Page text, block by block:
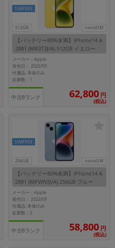
512GB nanoSIM
SIMFREE
【バッテリー80%未満】iPhone14 A
2881 (MR3T3J/A) 512GB イエロー
【国内版SIMフリー】
メーカー：Apple
発売日： 2022/09
付属品: 本体のみ
在庫数：1
中古Bランク 62,800 円
(税込)
256GB nanoSIM
SIMFREE
【バッテリー80%未満】iPhone14 A
2881 (MPWN3J/A) 256GB ブルー
【国内版SIMフリー】
メーカー：Apple
発売日： 2022/09
付属品: 本体のみ
在庫数：2
中古Bランク 58,800 円
(税込)